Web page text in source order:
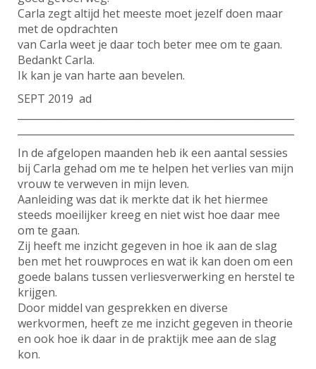
Carla zegt altijd het meeste moet jezelf doen maar
met de opdrachten
van Carla weet je daar toch beter mee om te gaan.
Bedankt Carla.
Ik kan je van harte aan bevelen.
SEPT 2019 ad
In de afgelopen maanden heb ik een aantal sessies
bij Carla gehad om me te helpen het verlies van mijn
vrouw te verweven in mijn leven.
Aanleiding was dat ik merkte dat ik het hiermee
steeds moeilijker kreeg en niet wist hoe daar mee
om te gaan.
Zij heeft me inzicht gegeven in hoe ik aan de slag
ben met het rouwproces en wat ik kan doen om een
goede balans tussen verliesverwerking en herstel te
krijgen.
Door middel van gesprekken en diverse
werkvormen, heeft ze me inzicht gegeven in theorie
en ook hoe ik daar in de praktijk mee aan de slag
kon.